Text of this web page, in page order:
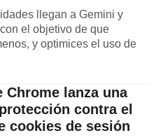
llegan a Gemini y
el objetivo de que
y optimices el uso de
Chrome lanza una
contra el
cookies de sesión